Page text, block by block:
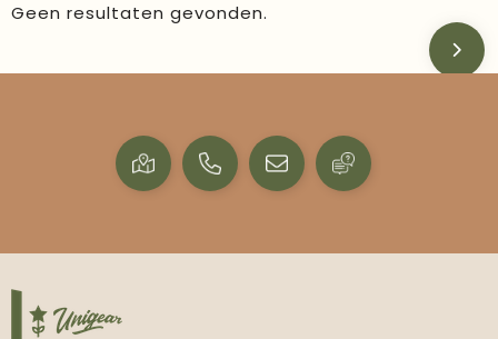
Geen resultaten gevonden.